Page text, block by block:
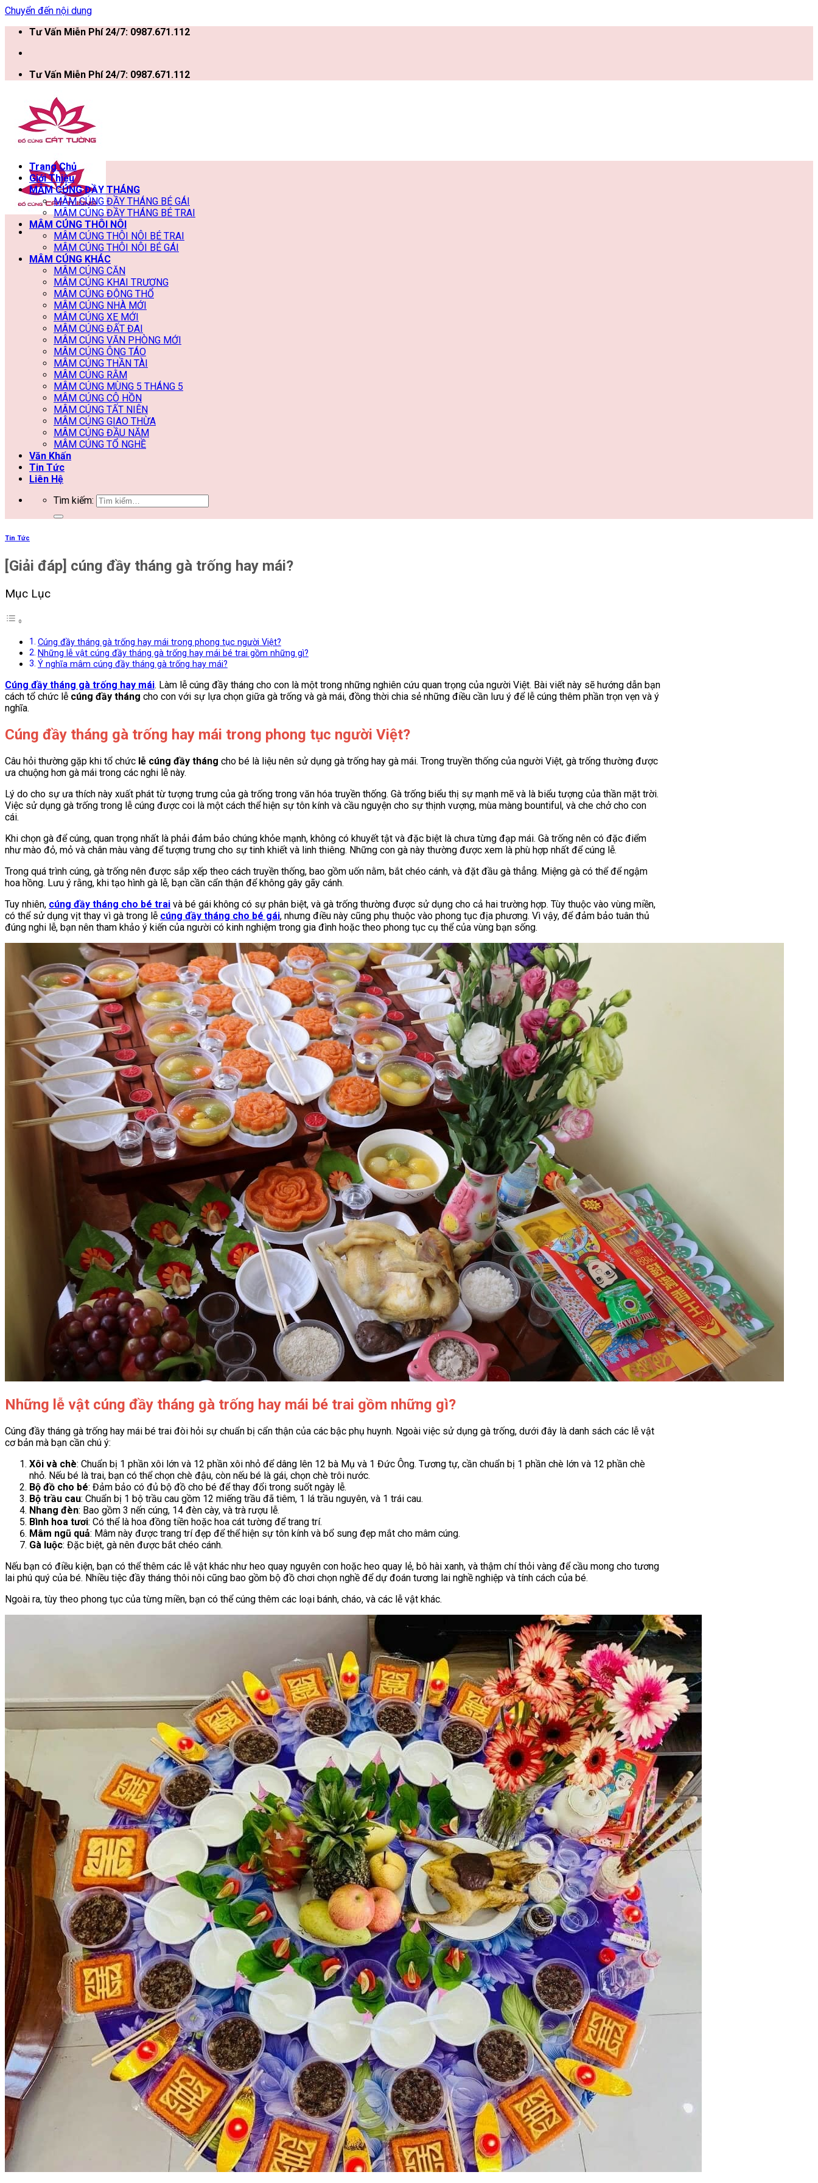
Chuyển đến nội dung
Tư Vấn Miễn Phí 24/7: 0987.671.112
Tư Vấn Miễn Phí 24/7: 0987.671.112
Trang Chủ
Giới Thiệu
MÂM CÚNG ĐẦY THÁNG
MÂM CÚNG ĐẦY THÁNG BÉ GÁI
MÂM CÚNG ĐẦY THÁNG BÉ TRAI
MÂM CÚNG THÔI NÔI
MÂM CÚNG THÔI NÔI BÉ TRAI
MÂM CÚNG THÔI NÔI BÉ GÁI
MÂM CÚNG KHÁC
MÂM CÚNG CĂN
MÂM CÚNG KHAI TRƯƠNG
MÂM CÚNG ĐỘNG THỔ
MÂM CÚNG NHÀ MỚI
MÂM CÚNG XE MỚI
MÂM CÚNG ĐẤT ĐAI
MÂM CÚNG VĂN PHÒNG MỚI
MÂM CÚNG ÔNG TÁO
MÂM CÚNG THẦN TÀI
MÂM CÚNG RẰM
MÂM CÚNG MÙNG 5 THÁNG 5
MÂM CÚNG CÔ HỒN
MÂM CÚNG TẤT NIÊN
MÂM CÚNG GIAO THỪA
MÂM CÚNG ĐẦU NĂM
MÂM CÚNG TỔ NGHỀ
Văn Khấn
Tin Tức
Liên Hệ
Tìm kiếm:
Tin Tức
[Giải đáp] cúng đầy tháng gà trống hay mái?
Mục Lục
Cúng đầy tháng gà trống hay mái trong phong tục người Việt?
Những lễ vật cúng đầy tháng gà trống hay mái bé trai gồm những gì?
Ý nghĩa mâm cúng đầy tháng gà trống hay mái?
Cúng đầy tháng gà trống hay mái. Làm lễ cúng đầy tháng cho con là một trong những nghiên cứu quan trọng của người Việt. Bài viết này sẽ hướng dẫn bạn
cách tổ chức lễ cúng đầy tháng cho con với sự lựa chọn giữa gà trống và gà mái, đồng thời chia sẻ những điều cần lưu ý để lễ cúng thêm phần trọn vẹn và ý
nghĩa.
Cúng đầy tháng gà trống hay mái trong phong tục người Việt?
Câu hỏi thường gặp khi tổ chức lễ cúng đầy tháng cho bé là liệu nên sử dụng gà trống hay gà mái. Trong truyền thống của người Việt, gà trống thường được
ưa chuộng hơn gà mái trong các nghi lễ này.
Lý do cho sự ưa thích này xuất phát từ tượng trưng của gà trống trong văn hóa truyền thống. Gà trống biểu thị sự mạnh mẽ và là biểu tượng của thần mặt trời.
Việc sử dụng gà trống trong lễ cúng được coi là một cách thể hiện sự tôn kính và cầu nguyện cho sự thịnh vượng, mùa màng bountiful, và che chở cho con
cái.
Khi chọn gà để cúng, quan trọng nhất là phải đảm bảo chúng khỏe mạnh, không có khuyết tật và đặc biệt là chưa từng đạp mái. Gà trống nên có đặc điểm
như mào đỏ, mỏ và chân màu vàng để tượng trưng cho sự tinh khiết và linh thiêng. Những con gà này thường được xem là phù hợp nhất để cúng lễ.
Trong quá trình cúng, gà trống nên được sắp xếp theo cách truyền thống, bao gồm uốn nằm, bắt chéo cánh, và đặt đầu gà thẳng. Miệng gà có thể để ngậm
hoa hồng. Lưu ý rằng, khi tạo hình gà lễ, bạn cần cẩn thận để không gây gãy cánh.
Tuy nhiên, cúng đầy tháng cho bé trai và bé gái không có sự phân biệt, và gà trống thường được sử dụng cho cả hai trường hợp. Tùy thuộc vào vùng miền,
có thể sử dụng vịt thay vì gà trong lễ cúng đầy tháng cho bé gái, nhưng điều này cũng phụ thuộc vào phong tục địa phương. Vì vậy, để đảm bảo tuân thủ
đúng nghi lễ, bạn nên tham khảo ý kiến của người có kinh nghiệm trong gia đình hoặc theo phong tục cụ thể của vùng bạn sống.
Những lễ vật cúng đầy tháng gà trống hay mái bé trai gồm những gì?
Cúng đầy tháng gà trống hay mái bé trai đòi hỏi sự chuẩn bị cẩn thận của các bậc phụ huynh. Ngoài việc sử dụng gà trống, dưới đây là danh sách các lễ vật
cơ bản mà bạn cần chú ý:
Xôi và chè: Chuẩn bị 1 phần xôi lớn và 12 phần xôi nhỏ để dâng lên 12 bà Mụ và 1 Đức Ông. Tương tự, cần chuẩn bị 1 phần chè lớn và 12 phần chè
nhỏ. Nếu bé là trai, bạn có thể chọn chè đậu, còn nếu bé là gái, chọn chè trôi nước.
Bộ đồ cho bé: Đảm bảo có đủ bộ đồ cho bé để thay đổi trong suốt ngày lễ.
Bộ trầu cau: Chuẩn bị 1 bộ trầu cau gồm 12 miếng trầu đã tiêm, 1 lá trầu nguyên, và 1 trái cau.
Nhang đèn: Bao gồm 3 nến cúng, 14 đèn cày, và trà rượu lễ.
Bình hoa tươi: Có thể là hoa đồng tiền hoặc hoa cát tường để trang trí.
Mâm ngũ quả: Mâm này được trang trí đẹp để thể hiện sự tôn kính và bổ sung đẹp mắt cho mâm cúng.
Gà luộc: Đặc biệt, gà nên được bắt chéo cánh.
Nếu bạn có điều kiện, bạn có thể thêm các lễ vật khác như heo quay nguyên con hoặc heo quay lẻ, bô hài xanh, và thậm chí thỏi vàng để cầu mong cho tương
lai phú quý của bé. Nhiều tiệc đầy tháng thôi nôi cũng bao gồm bộ đồ chơi chọn nghề để dự đoán tương lai nghề nghiệp và tính cách của bé.
Ngoài ra, tùy theo phong tục của từng miền, bạn có thể cúng thêm các loại bánh, cháo, và các lễ vật khác.